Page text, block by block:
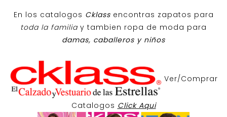
En los catalogos Cklass encontras zapatos para
toda la familiay tambien ropa de moda para
damas, caballeros y niños
Ver/Comprar
Catalogos Click Aqui